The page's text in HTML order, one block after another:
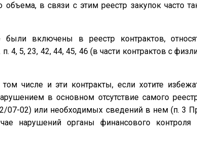
объема, в связи с этим реестр закупок часто
включены в реестр контрактов,
5, 23, 42, 44, 45, 46 (в части контрактов с
числе и эти контракты, если хотите
в основном отсутствие самого
07-02) или необходимых сведений в нем (п. 3
нарушений органы финансового контроля